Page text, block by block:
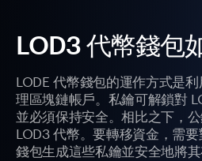
LOD3 代幣錢包
LODE 代幣錢包的運作方式是
理區塊鏈帳戶。私鑰可解鎖對
並必須保持安全。相比之下，
LOD3 代幣。要轉移資金，需
錢包生成這些私鑰並安全地將其